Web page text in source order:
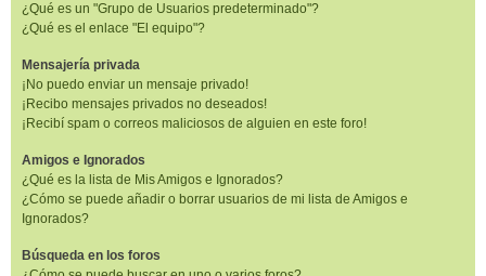
¿Qué es un "Grupo de Usuarios predeterminado"?
¿Qué es el enlace "El equipo"?
Mensajería privada
¡No puedo enviar un mensaje privado!
¡Recibo mensajes privados no deseados!
¡Recibí spam o correos maliciosos de alguien en este foro!
Amigos e Ignorados
¿Qué es la lista de Mis Amigos e Ignorados?
¿Cómo se puede añadir o borrar usuarios de mi lista de Amigos e
Ignorados?
Búsqueda en los foros